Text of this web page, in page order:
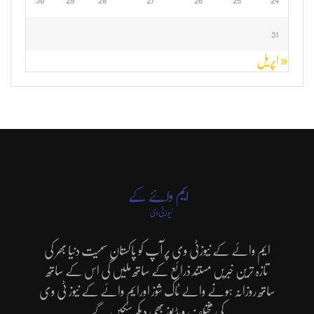
31
« اپریل
ایم وائے کے نیوزٹی وی پر آپ کو پاکستان سمیت دنیا بھر کی
تازہ ترین خبریں مستند ذرائع کے ساتھ ملیں گی اس کے ساتھ
ساتھ روزانہ ہونے والے ٹاک شوز اورایم وائے کے نیوز ٹی وی